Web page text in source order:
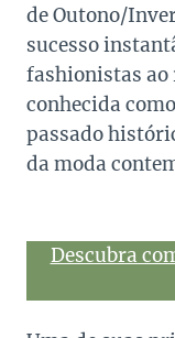
de Outono/
sucesso
fashionistas ao
conhecida
passado
da moda
Descubra